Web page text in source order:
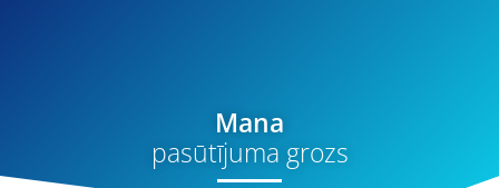
Mana
pasūtījuma grozs